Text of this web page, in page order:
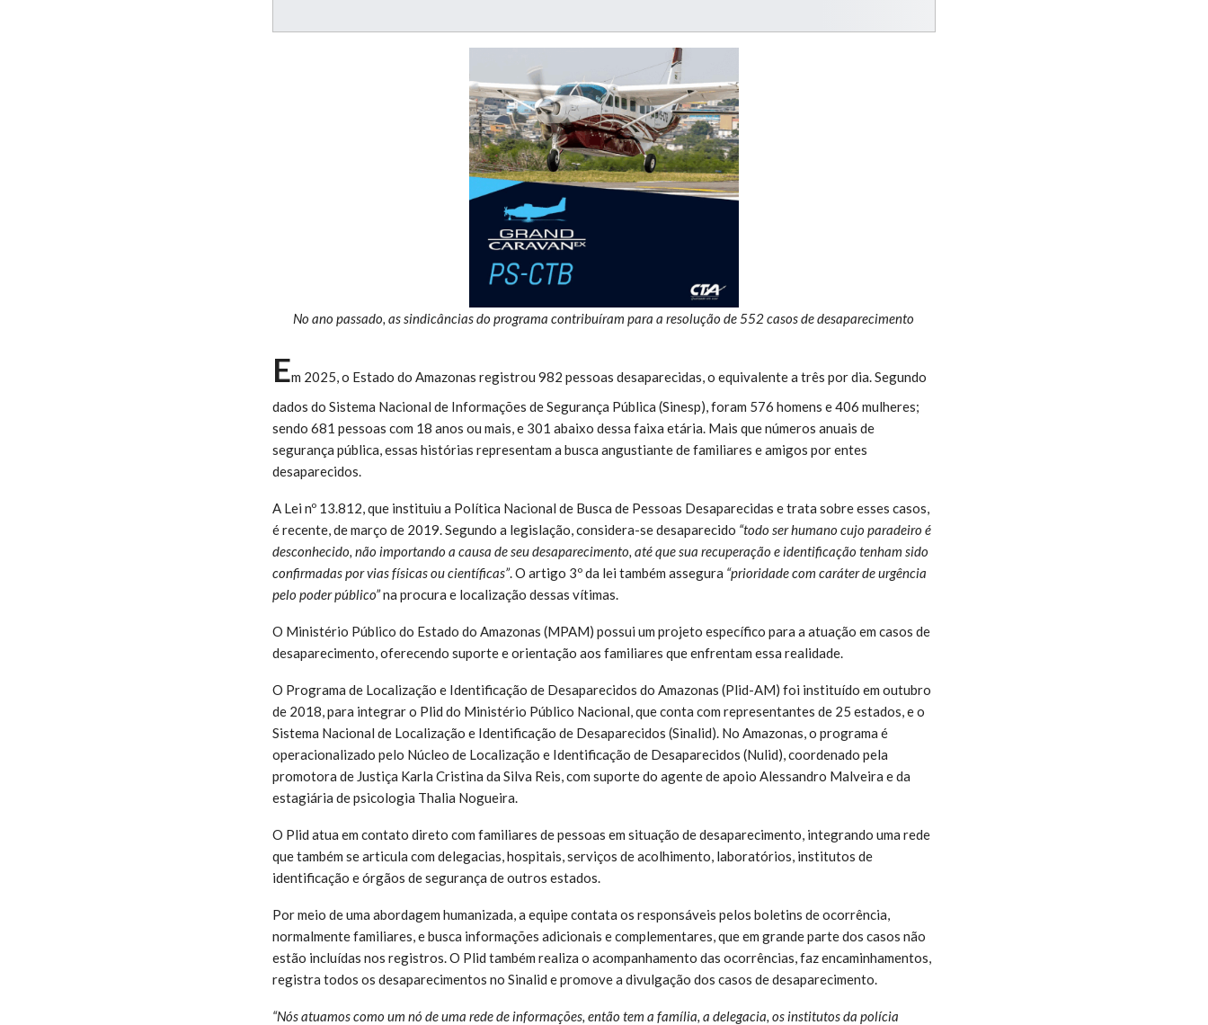
No ano passado, as sindicâncias do programa contribuíram para a resolução de 552 casos de desaparecimento
Em 2025, o Estado do Amazonas registrou 982 pessoas desaparecidas, o equivalente a três por dia. Segundo
dados do Sistema Nacional de Informações de Segurança Pública (Sinesp), foram 576 homens e 406 mulheres;
sendo 681 pessoas com 18 anos ou mais, e 301 abaixo dessa faixa etária. Mais que números anuais de
segurança pública, essas histórias representam a busca angustiante de familiares e amigos por entes
desaparecidos.
A Lei nº 13.812, que instituiu a Política Nacional de Busca de Pessoas Desaparecidas e trata sobre esses casos,
é recente, de março de 2019. Segundo a legislação, considera-se desaparecido “todo ser humano cujo paradeiro é
desconhecido, não importando a causa de seu desaparecimento, até que sua recuperação e identificação tenham sido
confirmadas por vias físicas ou científicas”. O artigo 3º da lei também assegura “prioridade com caráter de urgência
pelo poder público”na procura e localização dessas vítimas.
O Ministério Público do Estado do Amazonas (MPAM) possui um projeto específico para a atuação em casos de
desaparecimento, oferecendo suporte e orientação aos familiares que enfrentam essa realidade.
O Programa de Localização e Identificação de Desaparecidos do Amazonas (Plid-AM) foi instituído em outubro
de 2018, para integrar o Plid do Ministério Público Nacional, que conta com representantes de 25 estados, e o
Sistema Nacional de Localização e Identificação de Desaparecidos (Sinalid). No Amazonas, o programa é
operacionalizado pelo Núcleo de Localização e Identificação de Desaparecidos (Nulid), coordenado pela
promotora de Justiça Karla Cristina da Silva Reis, com suporte do agente de apoio Alessandro Malveira e da
estagiária de psicologia Thalia Nogueira.
O Plid atua em contato direto com familiares de pessoas em situação de desaparecimento, integrando uma rede
que também se articula com delegacias, hospitais, serviços de acolhimento, laboratórios, institutos de
identificação e órgãos de segurança de outros estados.
Por meio de uma abordagem humanizada, a equipe contata os responsáveis pelos boletins de ocorrência,
normalmente familiares, e busca informações adicionais e complementares, que em grande parte dos casos não
estão incluídas nos registros. O Plid também realiza o acompanhamento das ocorrências, faz encaminhamentos,
registra todos os desaparecimentos no Sinalid e promove a divulgação dos casos de desaparecimento.
“Nós atuamos como um nó de uma rede de informações, então tem a família, a delegacia, os institutos da polícia